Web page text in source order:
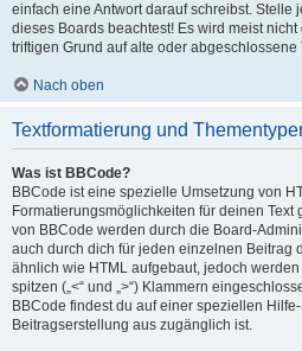
einfach eine Antwort darauf schreibst. Stelle
dieses Boards beachtest! Es wird meist
triftigen Grund auf alte oder
Nach oben
Textformatierung und
Was ist BBCode?
BBCode ist eine spezielle Umsetzung von
Formatierungsmöglichkeiten für deinen Text
von BBCode werden durch die Board-
auch durch dich für jeden einzelnen Beitrag
ähnlich wie HTML aufgebaut, jedoch werden
spitzen („<“ und „>“) Klammern
BBCode findest du auf einer speziellen
Beitragserstellung aus zugänglich ist.